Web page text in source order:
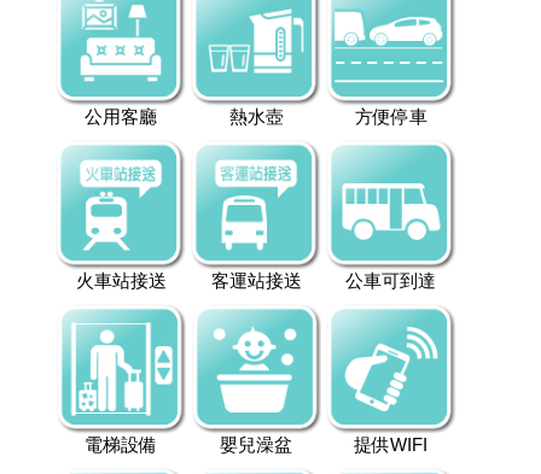
公用客廳 熱水壺 方便停車
火車站接送 客運站接送 公車可到達
電梯設備 嬰兒澡盆 提供WIFI